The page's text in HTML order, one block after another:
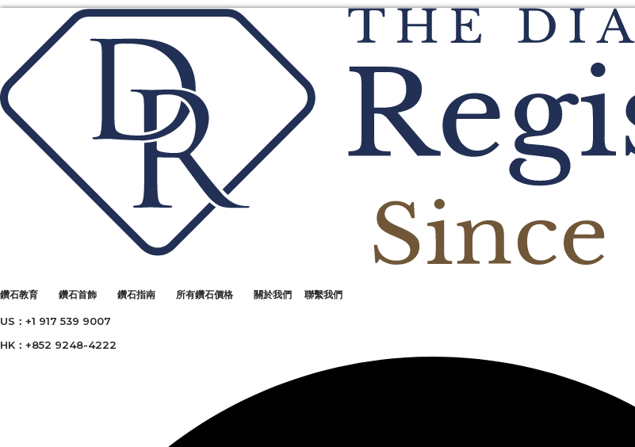
鑽石教育 鑽石首飾 鑽石指南 所有鑽石價格 關於我們 聯繫我們
US：+1 917 539 9007
HK：+852 9248-4222